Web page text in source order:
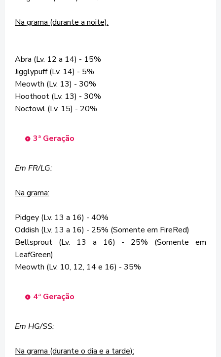
Na grama (durante a noite):
Abra (Lv. 12 a 14) - 15%
Jigglypuff (Lv. 14) - 5%
Meowth (Lv. 13) - 30%
Hoothoot (Lv. 13) - 30%
Noctowl (Lv. 15) - 20%
3ª Geração
Em FR/LG:
Na grama:
Pidgey (Lv. 13 a 16) - 40%
Oddish (Lv. 13 a 16) - 25% (Somente em FireRed)
Bellsprout (Lv. 13 a 16) - 25% (Somente em
LeafGreen)
Meowth (Lv. 10, 12, 14 e 16) - 35%
4ª Geração
Em HG/SS:
Na grama (durante o dia e a tarde):